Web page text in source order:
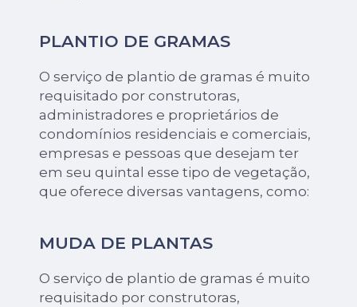
PLANTIO DE GRAMAS
O serviço de plantio de gramas é muito
requisitado por construtoras,
administradores e proprietários de
condomínios residenciais e comerciais,
empresas e pessoas que desejam ter
em seu quintal esse tipo de vegetação,
que oferece diversas vantagens, como:
MUDA DE PLANTAS
O serviço de plantio de gramas é muito
requisitado por construtoras,